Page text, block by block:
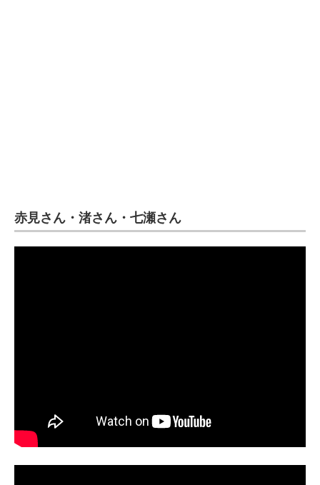
赤見さん・渚さん・七瀬さん